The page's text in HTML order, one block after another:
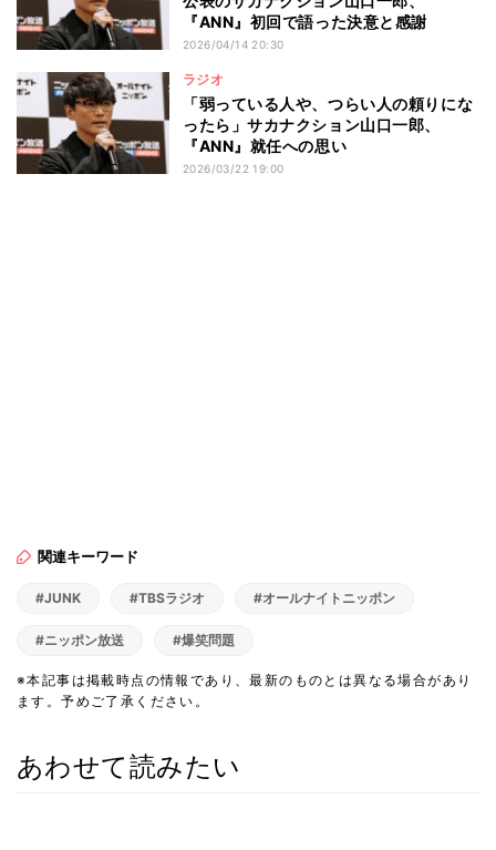
『ANN』初回で語った決意と感謝
2026/04/14 20:30
ラジオ
「弱っている人や、つらい人の頼りにな
ったら」サカナクション山口一郎、
『ANN』就任への思い
2026/03/22 19:00
関連キーワード
#JUNK #TBSラジオ #オールナイトニッポン
#ニッポン放送 #爆笑問題
※本記事は掲載時点の情報であり、最新のものとは異なる場合があり
ます。予めご了承ください。
あわせて読みたい